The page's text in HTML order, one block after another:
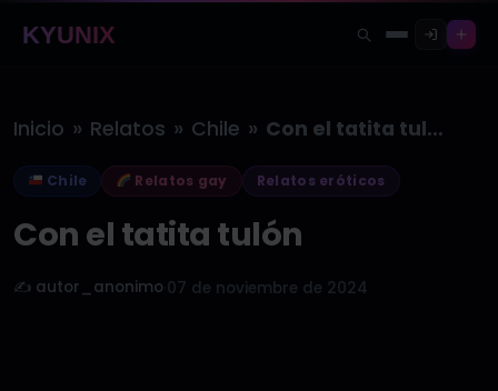
KYUNIX
Inicio » Relatos » Chile » Con el tatita tulón
Chile Relatos gay Relatos eróticos
Con el tatita tulón
✍️ autor_anonimo 07 de noviembre de 2024